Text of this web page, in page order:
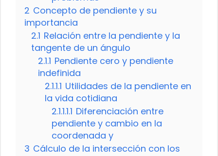
2 Concepto de pendiente y su
importancia
2.1 Relación entre la pendiente y la
tangente de un ángulo
2.1.1 Pendiente cero y pendiente
indefinida
2.1.1.1 Utilidades de la pendiente en
la vida cotidiana
2.1.1.1.1 Diferenciación entre
pendiente y cambio en la
coordenada y
3 Cálculo de la intersección con los